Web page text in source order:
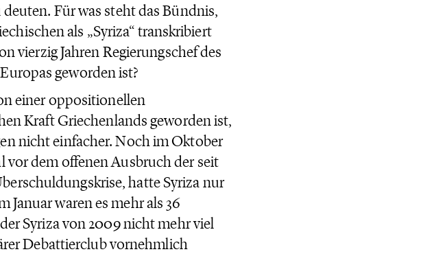
Für was steht das Bündnis,
als „Syriza“ transkribiert
vierzig Jahren Regierungschef des
geworden ist?
einer oppositionellen
Kraft Griechenlands geworden ist,
nicht einfacher. Noch im Oktober
vor dem offenen Ausbruch der seit
hatte Syriza nur
waren es mehr als 36
Syriza von 2009 nicht mehr viel
Debattierclub vornehmlich